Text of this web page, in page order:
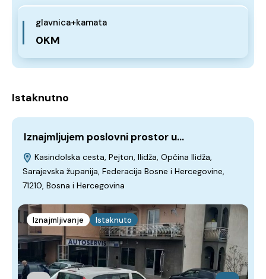
glavnica+kamata
0KM
Istaknutno
Iznajmljujem poslovni prostor u…
Kasindolska cesta, Pejton, Ilidža, Općina Ilidža,
Sarajevska županija, Federacija Bosne i Hercegovine,
71210, Bosna i Hercegovina
Iznajmljivanje Istaknuto